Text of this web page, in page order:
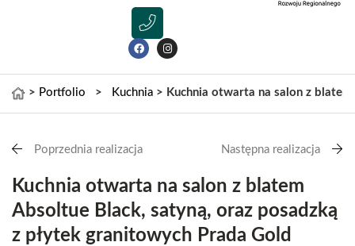
> Portfolio > Kuchnia > Kuchnia otwarta na salon z
Poprzednia realizacja Następna realizacja
Kuchnia otwarta na salon z blatem
Absoltue Black, satyną, oraz posadzką
z płytek granitowych Prada Gold